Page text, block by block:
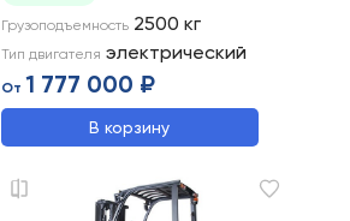
Грузоподъемность 2500 кг
Тип двигателя электрический
От 1 777 000 ₽
В корзину